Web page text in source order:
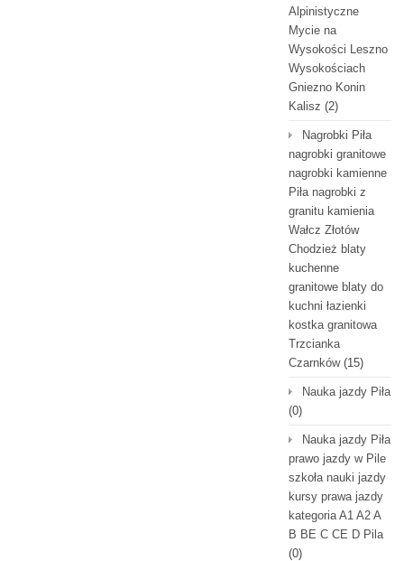
Alpinistyczne
Mycie na
Wysokości Leszno
Wysokościach
Gniezno Konin
Kalisz (2)
Nagrobki Piła
nagrobki granitowe
nagrobki kamienne
Piła nagrobki z
granitu kamienia
Wałcz Złotów
Chodzież blaty
kuchenne
granitowe blaty do
kuchni łazienki
kostka granitowa
Trzcianka
Czarnków(15)
Nauka jazdy Piła
(0)
Nauka jazdy Piła
prawo jazdy w Pile
szkoła nauki jazdy
kursy prawa jazdy
kategoria A1 A2 A
B BE C CE D Pila
(0)